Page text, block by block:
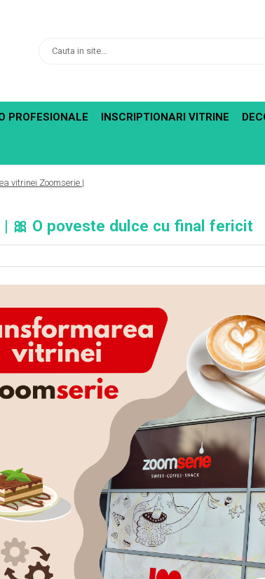
PROFESIONALE INSCRIPTIONARI VITRINE
vitrinei Zoomserie |
🎀 O poveste dulce cu final fericit